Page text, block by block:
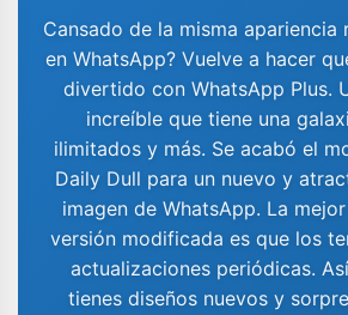
Cansado de la misma apariencia
en WhatsApp? Vuelve a hacer
divertido con WhatsApp Plus.
increíble que tiene una
ilimitados y más. Se acabó el
Daily Dull para un nuevo y
imagen de WhatsApp. La
versión modificada es que los
actualizaciones periódicas.
tienes diseños nuevos y